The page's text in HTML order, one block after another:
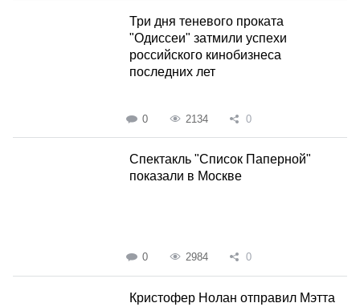
Три дня теневого проката
"Одиссеи" затмили успехи
российского кинобизнеса
последних лет
0 2134 0
Спектакль "Список Паперной"
показали в Москве
0 2984 0
Кристофер Нолан отправил Мэтта